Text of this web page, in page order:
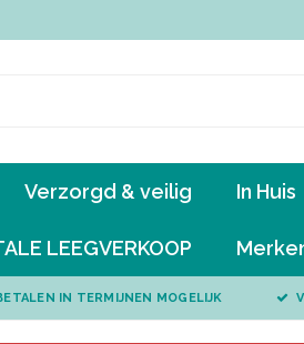
Verzorgd & veilig In Huis
LEEGVERKOOP
IN TERMIJNEN MOGELIJK